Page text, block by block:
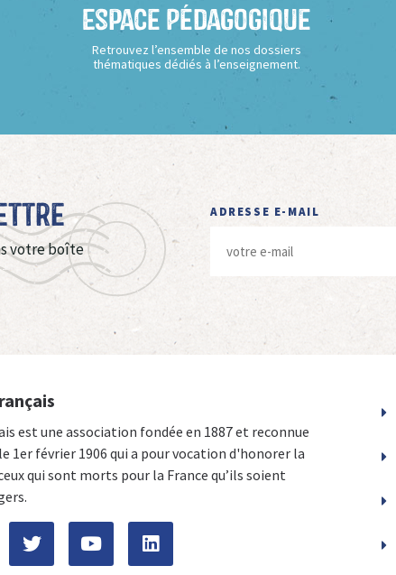
Espace Pédagogique
Retrouvez l’ensemble de nos dossiers
thématiques dédiés à l’enseignement.
votre boîte
ADRESSE E-MAIL
est une association fondée en 1887 et reconnue
1er février 1906 qui a pour vocation d'honorer la
qui sont morts pour la France qu’ils soient